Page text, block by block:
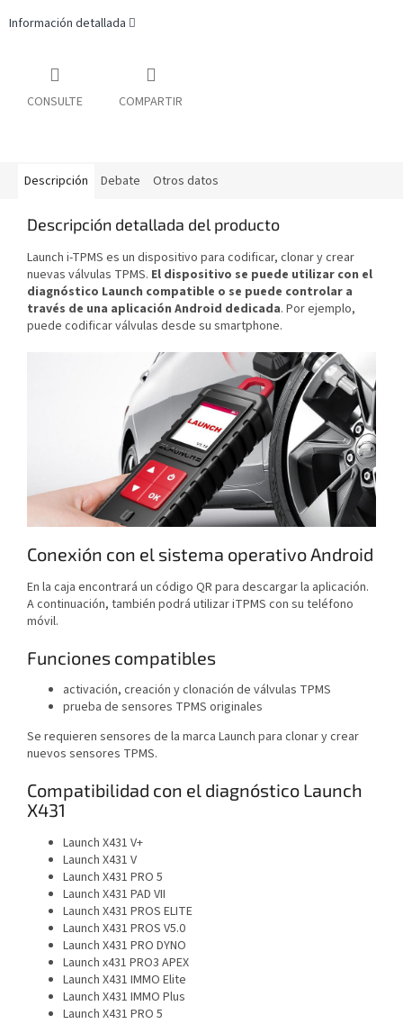
Información detallada
CONSULTE COMPARTIR
Descripción Debate Otros datos
Descripción detallada del producto
Launch i-TPMS es un dispositivo para codificar, clonar y crear
nuevas válvulas TPMS. El dispositivo se puede utilizar con el
diagnóstico Launch compatible o se puede controlar a
través de una aplicación Android dedicada. Por ejemplo,
puede codificar válvulas desde su smartphone.
Conexión con el sistema operativo Android
En la caja encontrará un código QR para descargar la aplicación.
A continuación, también podrá utilizar iTPMS con su teléfono
móvil.
Funciones compatibles
activación, creación y clonación de válvulas TPMS
prueba de sensores TPMS originales
Se requieren sensores de la marca Launch para clonar y crear
nuevos sensores TPMS.
Compatibilidad con el diagnóstico Launch
X431
Launch X431 V+
Launch X431 V
Launch X431 PRO 5
Launch X431 PAD VII
Launch X431 PROS ELITE
Launch X431 PROS V5.0
Launch X431 PRO DYNO
Launch x431 PRO3 APEX
Launch X431 IMMO Elite
Launch X431 IMMO Plus
Launch X431 PRO 5